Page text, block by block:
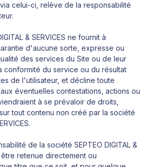
celui-ci, relève de la responsabilité
& SERVICES ne fournit à
d'aucune sorte, expresse ou
des services du Site ou de leur
conformité du service ou du résultat
de l'utilisateur, et décline toute
éventuelles contestations, actions ou
à se prévaloir de droits,
tout contenu non créé par la société
de la société SEPTEO DIGITAL &
être retenue directement ou